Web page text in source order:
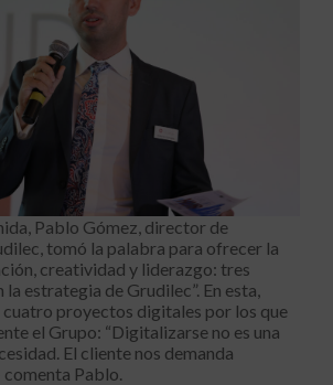
Pablo Gómez, director de
tomó la palabra para ofrecer la
creatividad y liderazgo: tres
estrategia de Grudilec”. En esta,
cuatro proyectos digitales por los que
el Grupo: “Digitalizarse no es una
El cliente nos demanda
Pablo.